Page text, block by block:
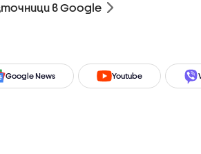
в Google
Google News Youtube